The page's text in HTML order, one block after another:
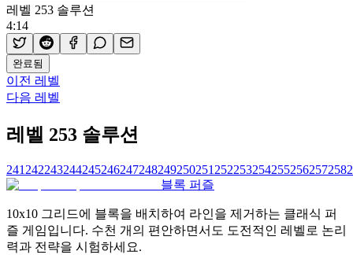
레벨 253 솔루션
4:14
완료됨
이전 레벨
다음 레벨
레벨 253 솔루션
241 242243244245246247248249250251 252253254255256257258
블록 퍼즐
10x10 그리드에 블록을 배치하여 라인을 제거하는 클래식 퍼
즐 게임입니다. 수천 개의 편안하면서도 도전적인 레벨로 논리
력과 전략을 시험하세요.